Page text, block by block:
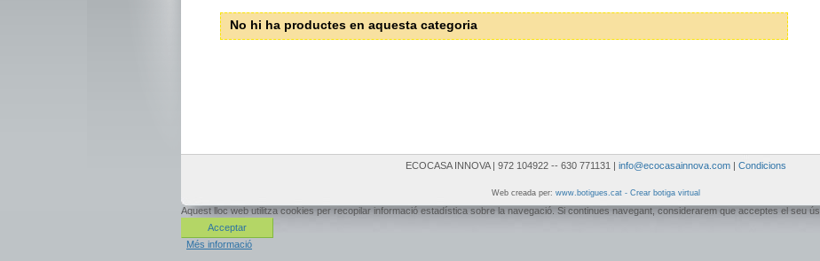
No hi ha productes en aquesta categoria
ECOCASA INNOVA | 972 104922 -- 630 771131 | info@ecocasainnova.com| Condicions
Web creada per: www.botigues.cat - Crear botiga virtual
Aquest lloc web utilitza cookies per recopilar informació estadística sobre la navegació. Si continues navegant, considerarem que acceptes el seu ús.
Acceptar
Més informació